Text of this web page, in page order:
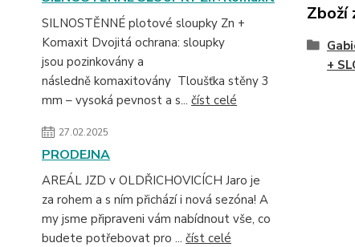
SILNOSTĚNNÉ plotové sloupky Zn +
Komaxit Dvojitá ochrana: sloupky
jsou pozinkovány a
následně komaxitovány Tloušťka stěny 3
mm – vysoká pevnost a s... číst celé
27.02.2025
PRODEJNA
AREÁL JZD v OLDŘICHOVICÍCH Jaro je
za rohem a s ním přichází i nová sezóna! A
my jsme připraveni vám nabídnout vše, co
budete potřebovat pro ... číst celé
Zboží
+